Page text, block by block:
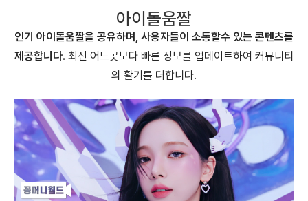
아이돌움짤
인기 아이돌움짤을 공유하며, 사용자들이 소통할수 있는 콘텐츠를
제공합니다. 최신 어느곳보다 빠른 정보를 업데이트하여 커뮤니티
의 활기를 더합니다.